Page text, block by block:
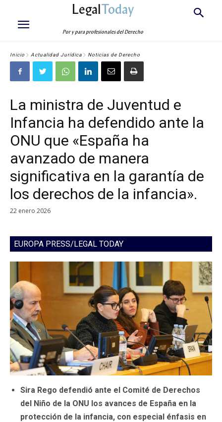
LegalToday
Por y para profesionales del Derecho
Inicio Actualidad Jurídica Noticias de Derecho
La ministra de Juventud e
Infancia ha defendido ante la
ONU que «España ha
avanzado de manera
significativa en la garantía de
los derechos de la infancia».
22 enero 2026
EUROPA PRESS/LEGAL TODAY
Sira Rego defendió ante el Comité de Derechos
del Niño de la ONU los avances de España en la
protección de la infancia, con especial énfasis en